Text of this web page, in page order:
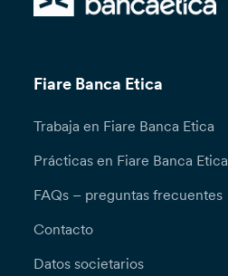
Fiare Banca Etica
Trabaja en Fiare Banca Etica
Prácticas en Fiare Banca Etica
FAQs – preguntas frecuentes
Contacto
Datos societarios